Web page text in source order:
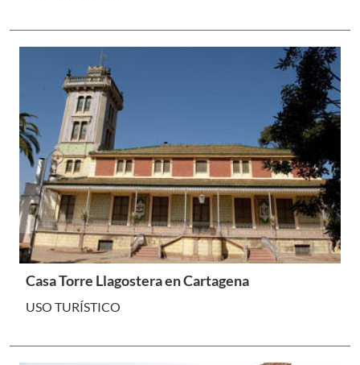
Casa Torre Llagostera en Cartagena
USO TURÍSTICO